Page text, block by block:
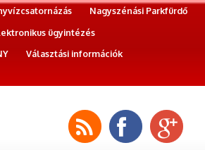
Nagyszénási Parkfürdő
ügyintézés
Választási információk